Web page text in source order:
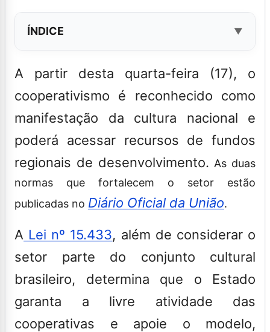
ÍNDICE
A partir desta quarta-feira (17), o
cooperativismo é reconhecido como
manifestação da cultura nacional e
poderá acessar recursos de fundos
regionais de desenvolvimento. As duas
normas que fortalecem o setor estão
publicadas no Diário Oficial da União.
A Lei nº 15.433, além de considerar o
setor parte do conjunto cultural
brasileiro, determina que o Estado
garanta a livre atividade das
cooperativas e apoie o modelo,